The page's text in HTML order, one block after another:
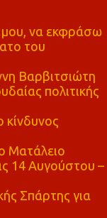
μου, να εκφράσω
του
Βαρβιτσιώτη
πολιτικής
Ματάλειο
14 Αυγούστου –
Σπάρτης για